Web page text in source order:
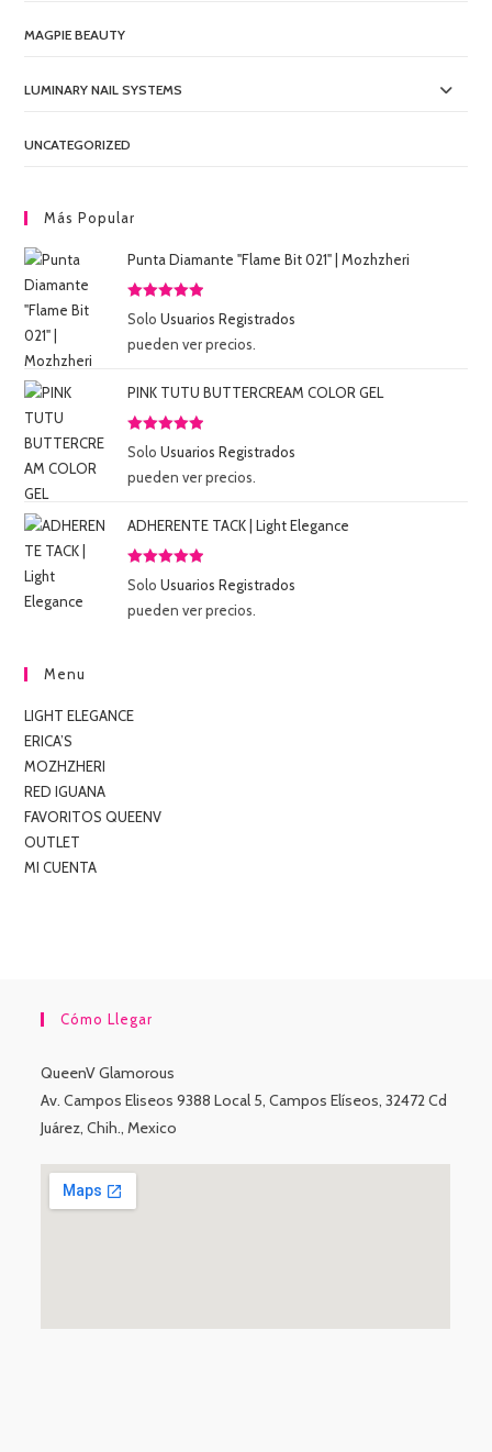
MAGPIE BEAUTY
LUMINARY NAIL SYSTEMS
UNCATEGORIZED
Más Popular
Punta Diamante "Flame Bit 021" | Mozhzheri
Valorado
5.00
5
SoloUsuarios Registrados
pueden ver precios.
PINK TUTU BUTTERCREAM COLOR GEL
Valorado
5.00
5
SoloUsuarios Registrados
pueden ver precios.
ADHERENTE TACK | Light Elegance
Valorado
5.00
5
SoloUsuarios Registrados
pueden ver precios.
Menu
LIGHT ELEGANCE
ERICA’S
MOZHZHERI
RED IGUANA
FAVORITOS QUEENV
OUTLET
MI CUENTA
Cómo Llegar
QueenV Glamorous
Av. Campos Eliseos 9388 Local 5, Campos Elíseos, 32472 Cd
Juárez, Chih., Mexico